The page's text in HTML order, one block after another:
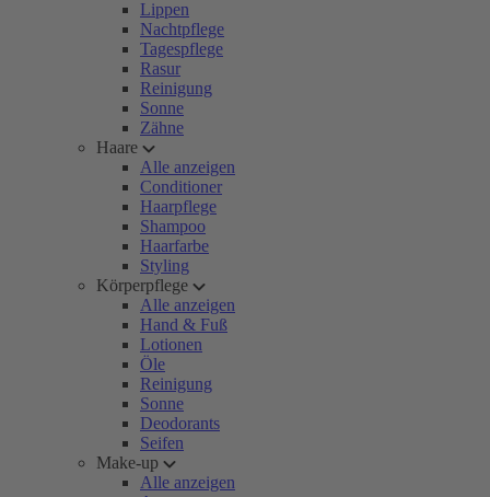
Lippen
Nachtpflege
Tagespflege
Rasur
Reinigung
Sonne
Zähne
Haare
Alle anzeigen
Conditioner
Haarpflege
Shampoo
Haarfarbe
Styling
Körperpflege
Alle anzeigen
Hand & Fuß
Lotionen
Öle
Reinigung
Sonne
Deodorants
Seifen
Make-up
Alle anzeigen